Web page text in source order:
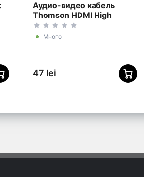
Аудио-видео кабель
Thomson HDMI High
Speed, HDMI (M) - HDMI
(M), 0,75м, Чёрный
Много
47 lei